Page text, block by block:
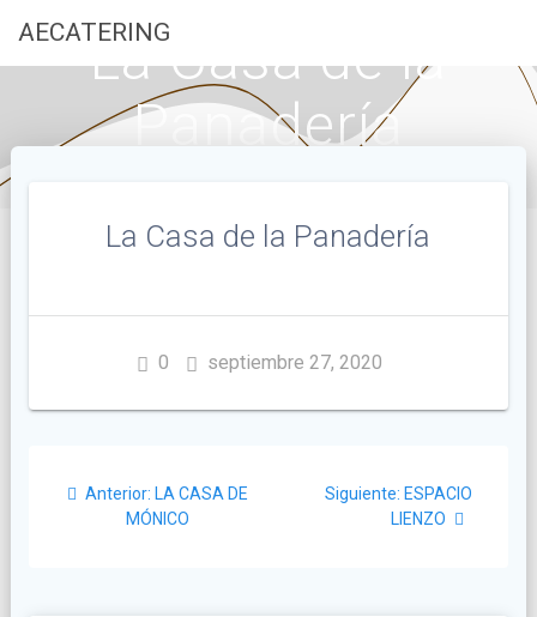
AECATERING
La Casa de la
Panadería
La Casa de la Panadería
0 septiembre 27, 2020
Anterior: Post
anterior:
LA CASA DE
MÓNICO
Siguiente: Siguiente
post:
ESPACIO
LIENZO